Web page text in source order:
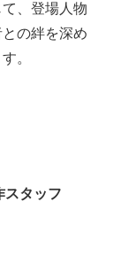
、登場人物
の絆を深め
。
スタッフ